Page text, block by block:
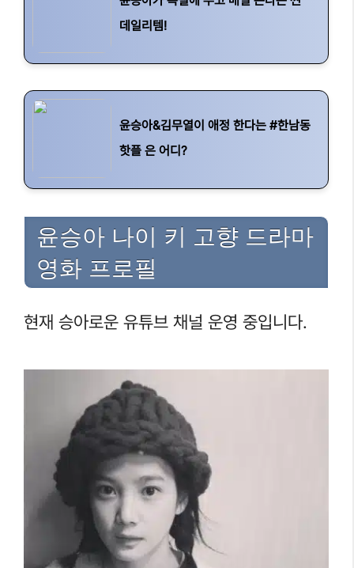
데일리템!
윤승아&김무열이 애정 한다는 #한남동
핫플 은 어디?
윤승아 나이 키 고향 드라마
영화 프로필
현재 승아로운 유튜브 채널 운영 중입니다.